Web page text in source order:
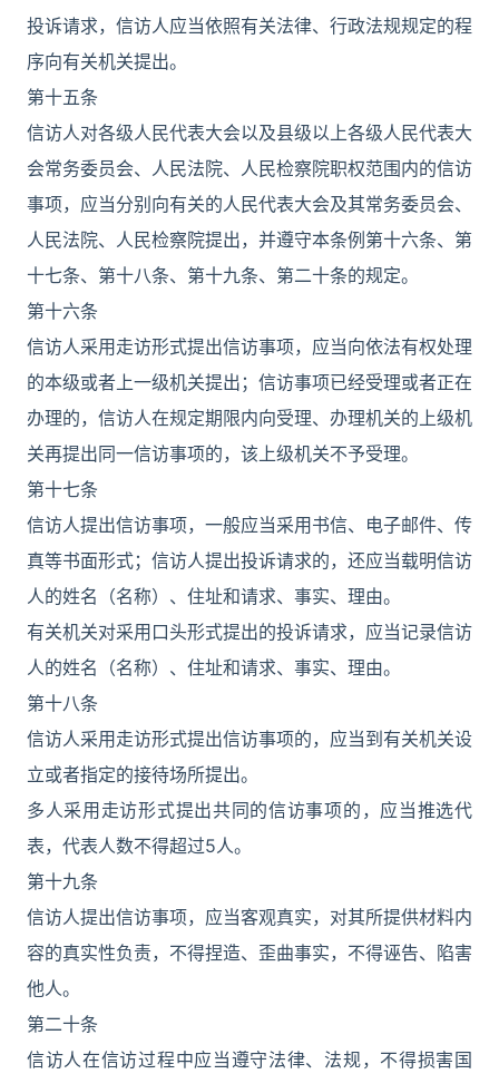
投诉请求，信访人应当依照有关法律、行政法规规定的程
序向有关机关提出。
第十五条
信访人对各级人民代表大会以及县级以上各级人民代表大
会常务委员会、人民法院、人民检察院职权范围内的信访
事项，应当分别向有关的人民代表大会及其常务委员会、
人民法院、人民检察院提出，并遵守本条例第十六条、第
十七条、第十八条、第十九条、第二十条的规定。
第十六条
信访人采用走访形式提出信访事项，应当向依法有权处理
的本级或者上一级机关提出；信访事项已经受理或者正在
办理的，信访人在规定期限内向受理、办理机关的上级机
关再提出同一信访事项的，该上级机关不予受理。
第十七条
信访人提出信访事项，一般应当采用书信、电子邮件、传
真等书面形式；信访人提出投诉请求的，还应当载明信访
人的姓名（名称）、住址和请求、事实、理由。
有关机关对采用口头形式提出的投诉请求，应当记录信访
人的姓名（名称）、住址和请求、事实、理由。
第十八条
信访人采用走访形式提出信访事项的，应当到有关机关设
立或者指定的接待场所提出。
多人采用走访形式提出共同的信访事项的，应当推选代
表，代表人数不得超过5人。
第十九条
信访人提出信访事项，应当客观真实，对其所提供材料内
容的真实性负责，不得捏造、歪曲事实，不得诬告、陷害
他人。
第二十条
信访人在信访过程中应当遵守法律、法规，不得损害国